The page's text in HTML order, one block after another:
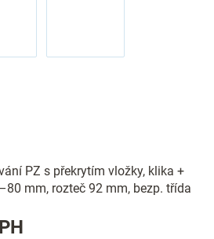
PZ s překrytím vložky, klika +
mm, rozteč 92 mm, bezp. třída